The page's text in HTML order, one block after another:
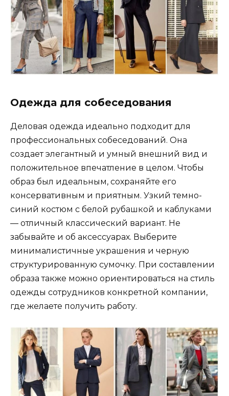
Одежда для собеседования
Деловая одежда идеально подходит для
профессиональных собеседований. Она
создает элегантный и умный внешний вид и
положительное впечатление в целом. Чтобы
образ был идеальным, сохраняйте его
консервативным и приятным. Узкий темно-
синий костюм с белой рубашкой и каблуками
— отличный классический вариант. Не
забывайте и об аксессуарах. Выберите
минималистичные украшения и черную
структурированную сумочку. При составлении
образа также можно ориентироваться на стиль
одежды сотрудников конкретной компании,
где желаете получить работу.